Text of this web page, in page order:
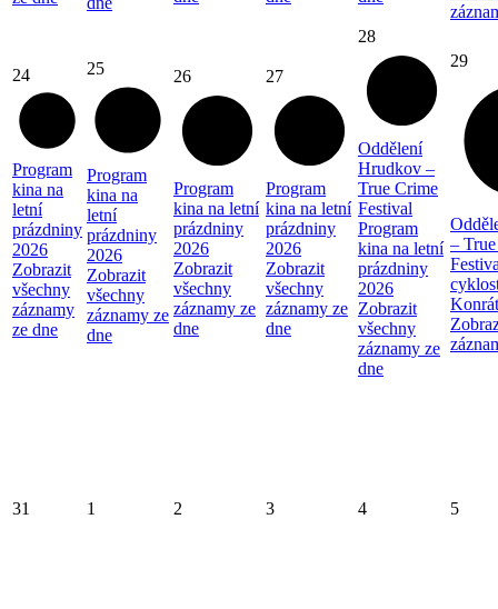
24
Program
kina na
letní
prázdniny
2026
Zobrazit
všechny
záznamy
ze dne
25
Program
kina na
letní
prázdniny
2026
Zobrazit
všechny
záznamy ze
dne
26
Program
kina na letní
prázdniny
2026
Zobrazit
všechny
záznamy ze
dne
27
Program
kina na letní
prázdniny
2026
Zobrazit
všechny
záznamy ze
dne
28
Oddělení
Hrudkov –
True Crime
Festival
Program
kina na letní
prázdniny
2026
Zobrazit
všechny
záznamy ze
dne
29
–
31 1 2 3 4 5